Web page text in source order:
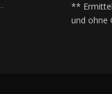
**
und ohne